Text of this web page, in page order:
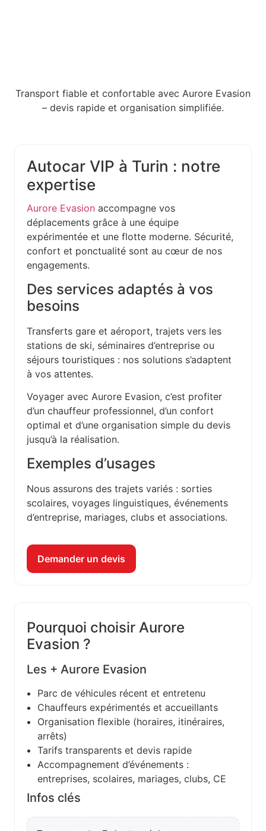
Transport fiable et confortable avec Aurore Evasion
– devis rapide et organisation simplifiée.
Autocar VIP à Turin : notre
expertise
Aurore Evasion accompagne vos
déplacements grâce à une équipe
expérimentée et une flotte moderne. Sécurité,
confort et ponctualité sont au cœur de nos
engagements.
Des services adaptés à vos
besoins
Transferts gare et aéroport, trajets vers les
stations de ski, séminaires d’entreprise ou
séjours touristiques : nos solutions s’adaptent
à vos attentes.
Voyager avec Aurore Evasion, c’est profiter
d’un chauffeur professionnel, d’un confort
optimal et d’une organisation simple du devis
jusqu’à la réalisation.
Exemples d’usages
Nous assurons des trajets variés : sorties
scolaires, voyages linguistiques, événements
d’entreprise, mariages, clubs et associations.
Demander un devis
Pourquoi choisir Aurore
Evasion ?
Les + Aurore Evasion
Parc de véhicules récent et entretenu
Chauffeurs expérimentés et accueillants
Organisation flexible (horaires, itinéraires,
arrêts)
Tarifs transparents et devis rapide
Accompagnement d’événements :
entreprises, scolaires, mariages, clubs, CE
Infos clés